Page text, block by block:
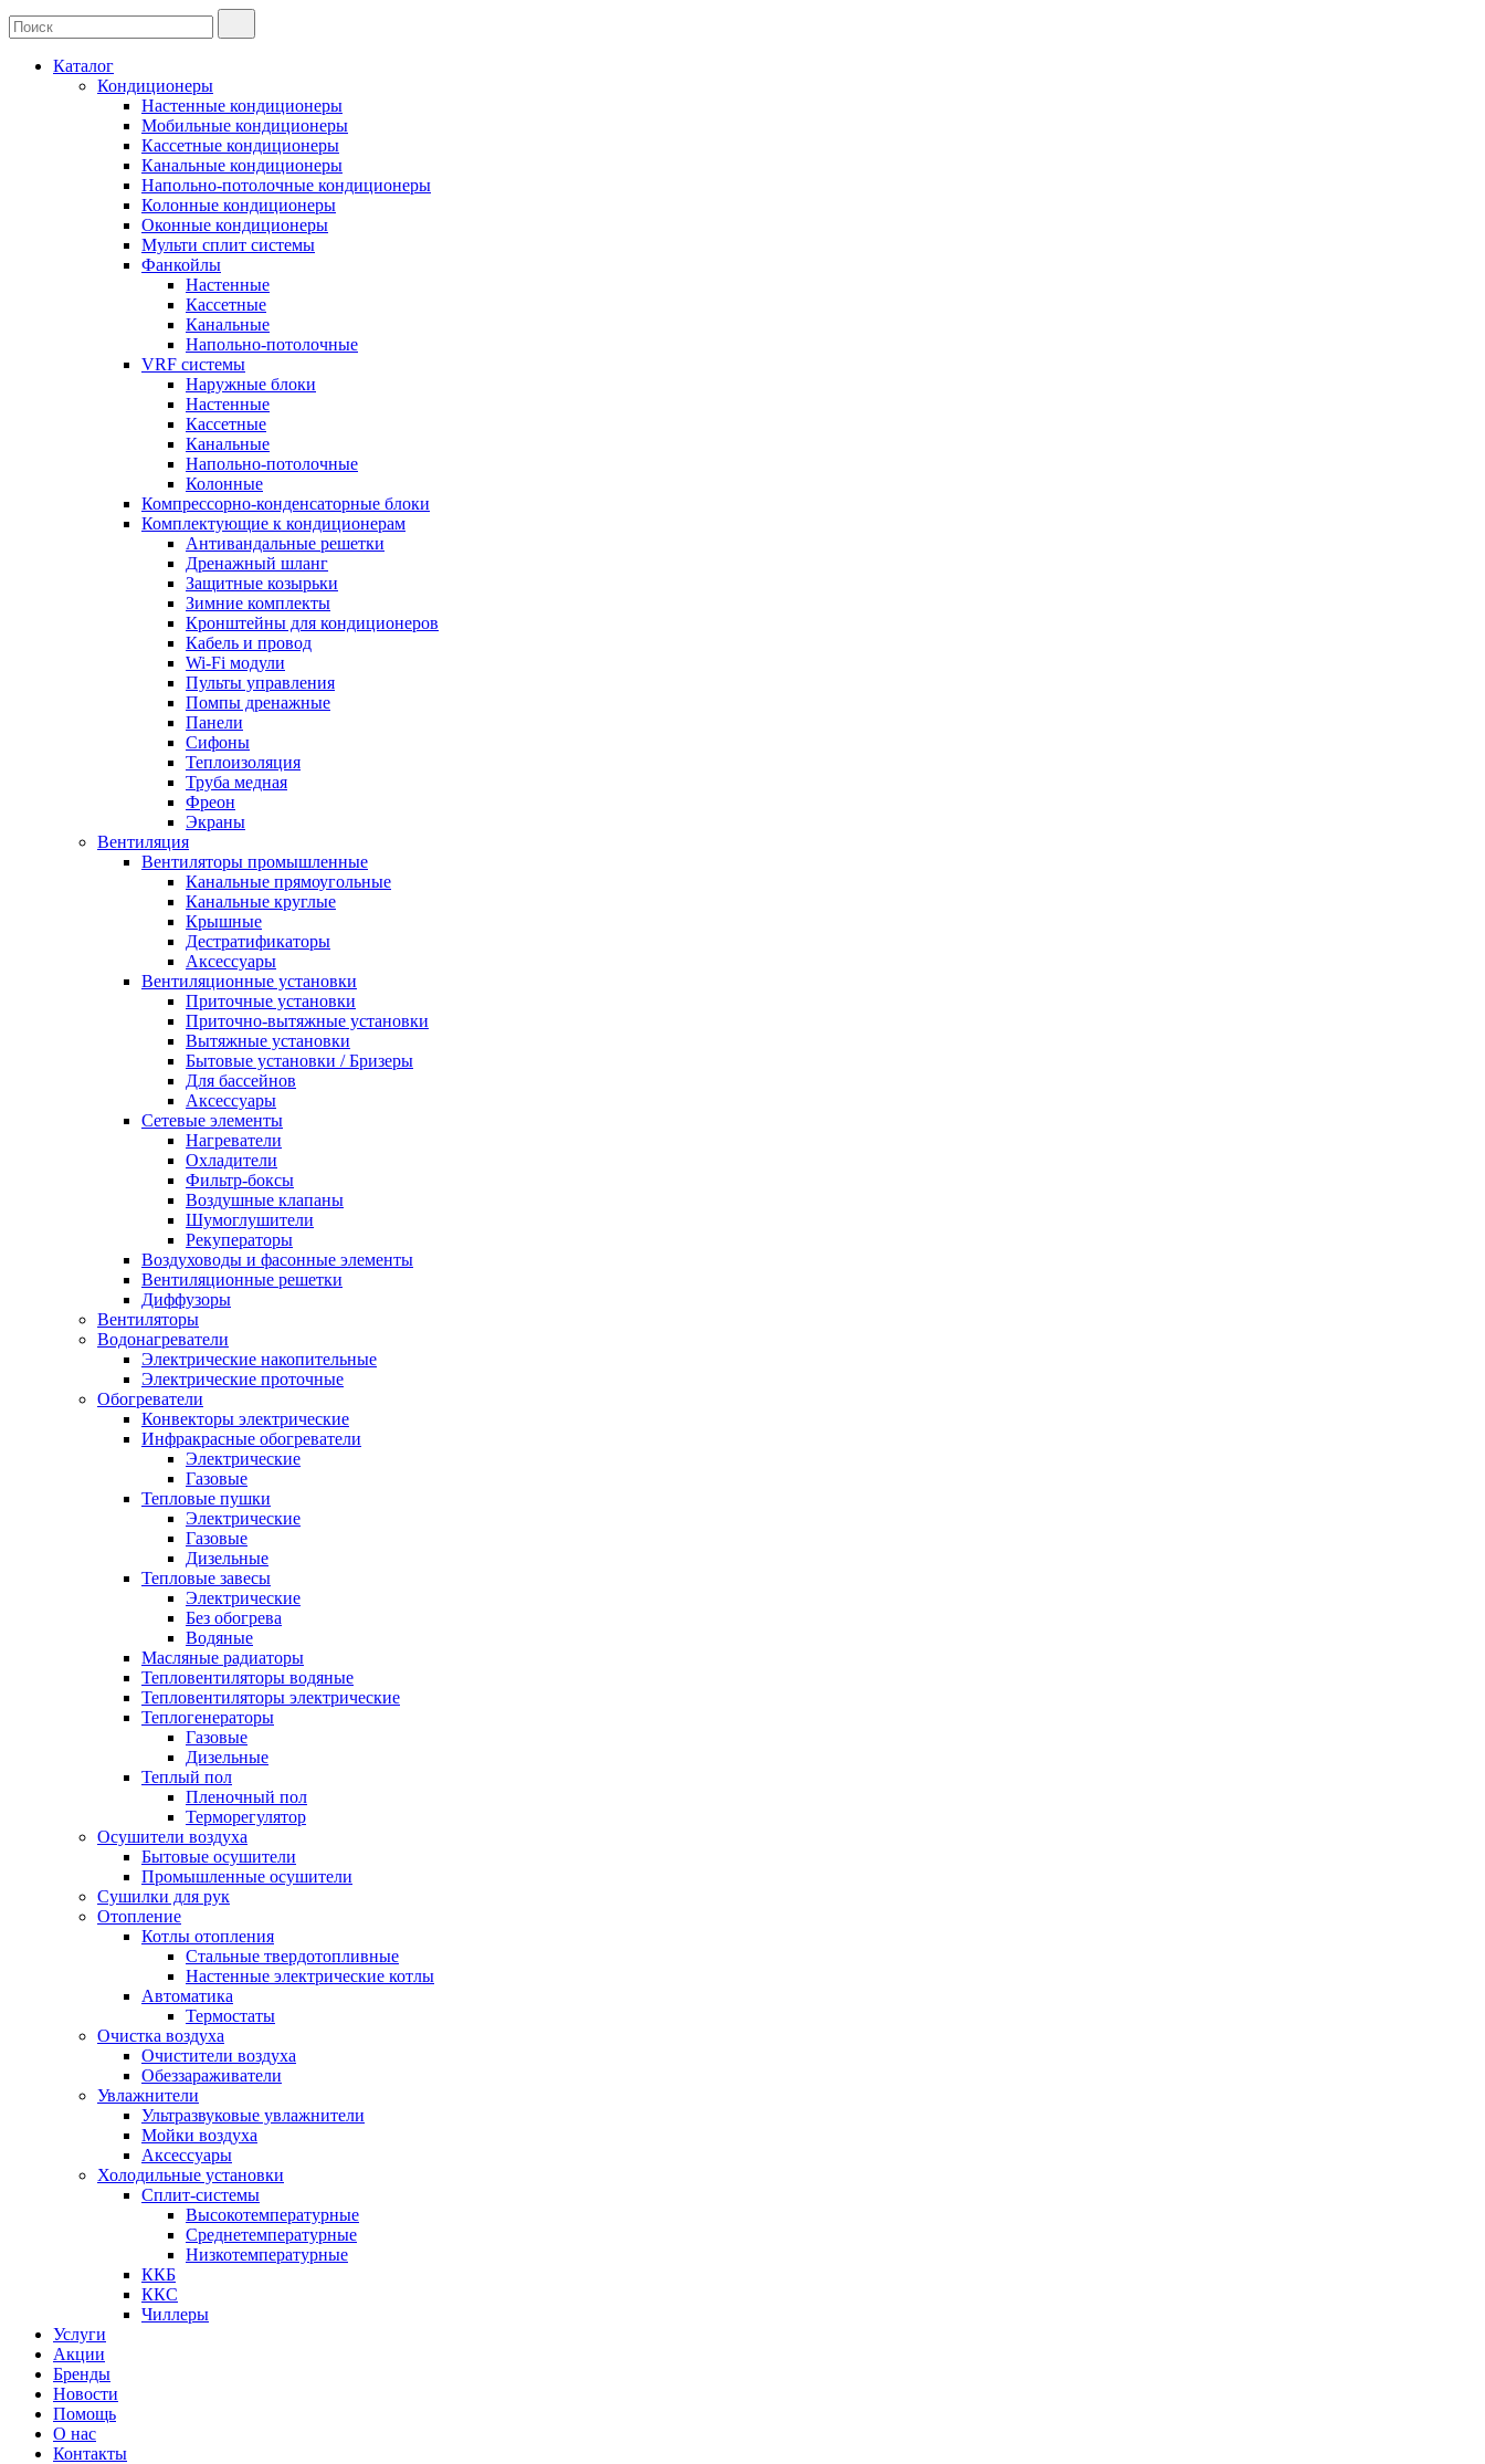
Каталог
Кондиционеры
Настенные кондиционеры
Мобильные кондиционеры
Кассетные кондиционеры
Канальные кондиционеры
Напольно-потолочные кондиционеры
Колонные кондиционеры
Оконные кондиционеры
Мульти сплит системы
Фанкойлы
Настенные
Кассетные
Канальные
Напольно-потолочные
VRF системы
Наружные блоки
Настенные
Кассетные
Канальные
Напольно-потолочные
Колонные
Компрессорно-конденсаторные блоки
Комплектующие к кондиционерам
Антивандальные решетки
Дренажный шланг
Защитные козырьки
Зимние комплекты
Кронштейны для кондиционеров
Кабель и провод
Wi-Fi модули
Пульты управления
Помпы дренажные
Панели
Сифоны
Теплоизоляция
Труба медная
Фреон
Экраны
Вентиляция
Вентиляторы промышленные
Канальные прямоугольные
Канальные круглые
Крышные
Дестратификаторы
Аксессуары
Вентиляционные установки
Приточные установки
Приточно-вытяжные установки
Вытяжные установки
Бытовые установки / Бризеры
Для бассейнов
Аксессуары
Сетевые элементы
Нагреватели
Охладители
Фильтр-боксы
Воздушные клапаны
Шумоглушители
Рекуператоры
Воздуховоды и фасонные элементы
Вентиляционные решетки
Диффузоры
Вентиляторы
Водонагреватели
Электрические накопительные
Электрические проточные
Обогреватели
Конвекторы электрические
Инфракрасные обогреватели
Электрические
Газовые
Тепловые пушки
Электрические
Газовые
Дизельные
Тепловые завесы
Электрические
Без обогрева
Водяные
Масляные радиаторы
Тепловентиляторы водяные
Тепловентиляторы электрические
Теплогенераторы
Газовые
Дизельные
Теплый пол
Пленочный пол
Терморегулятор
Осушители воздуха
Бытовые осушители
Промышленные осушители
Сушилки для рук
Отопление
Котлы отопления
Стальные твердотопливные
Настенные электрические котлы
Автоматика
Термостаты
Очистка воздуха
Очистители воздуха
Обеззараживатели
Увлажнители
Ультразвуковые увлажнители
Мойки воздуха
Аксессуары
Холодильные установки
Сплит-системы
Высокотемпературные
Среднетемпературные
Низкотемпературные
ККБ
ККС
Чиллеры
Услуги
Акции
Бренды
Новости
Помощь
О нас
Контакты